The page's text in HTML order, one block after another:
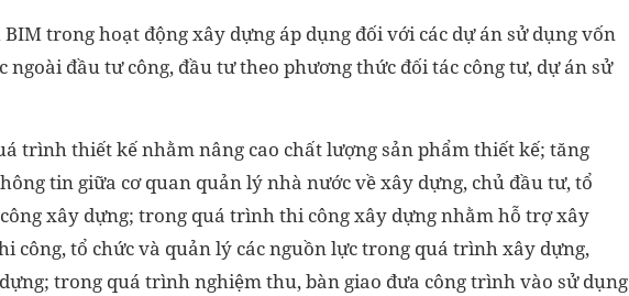
trong hoạt động xây dựng áp dụng đối với các dự án sử dụng vốn
ngoài đầu tư công, đầu tư theo phương thức đối tác công tư, dự án sử
trình thiết kế nhằm nâng cao chất lượng sản phẩm thiết kế; tăng
tin giữa cơ quan quản lý nhà nước về xây dựng, chủ đầu tư, tổ
xây dựng; trong quá trình thi công xây dựng nhằm hỗ trợ xây
công, tổ chức và quản lý các nguồn lực trong quá trình xây dựng,
trong quá trình nghiệm thu, bàn giao đưa công trình vào sử dụng